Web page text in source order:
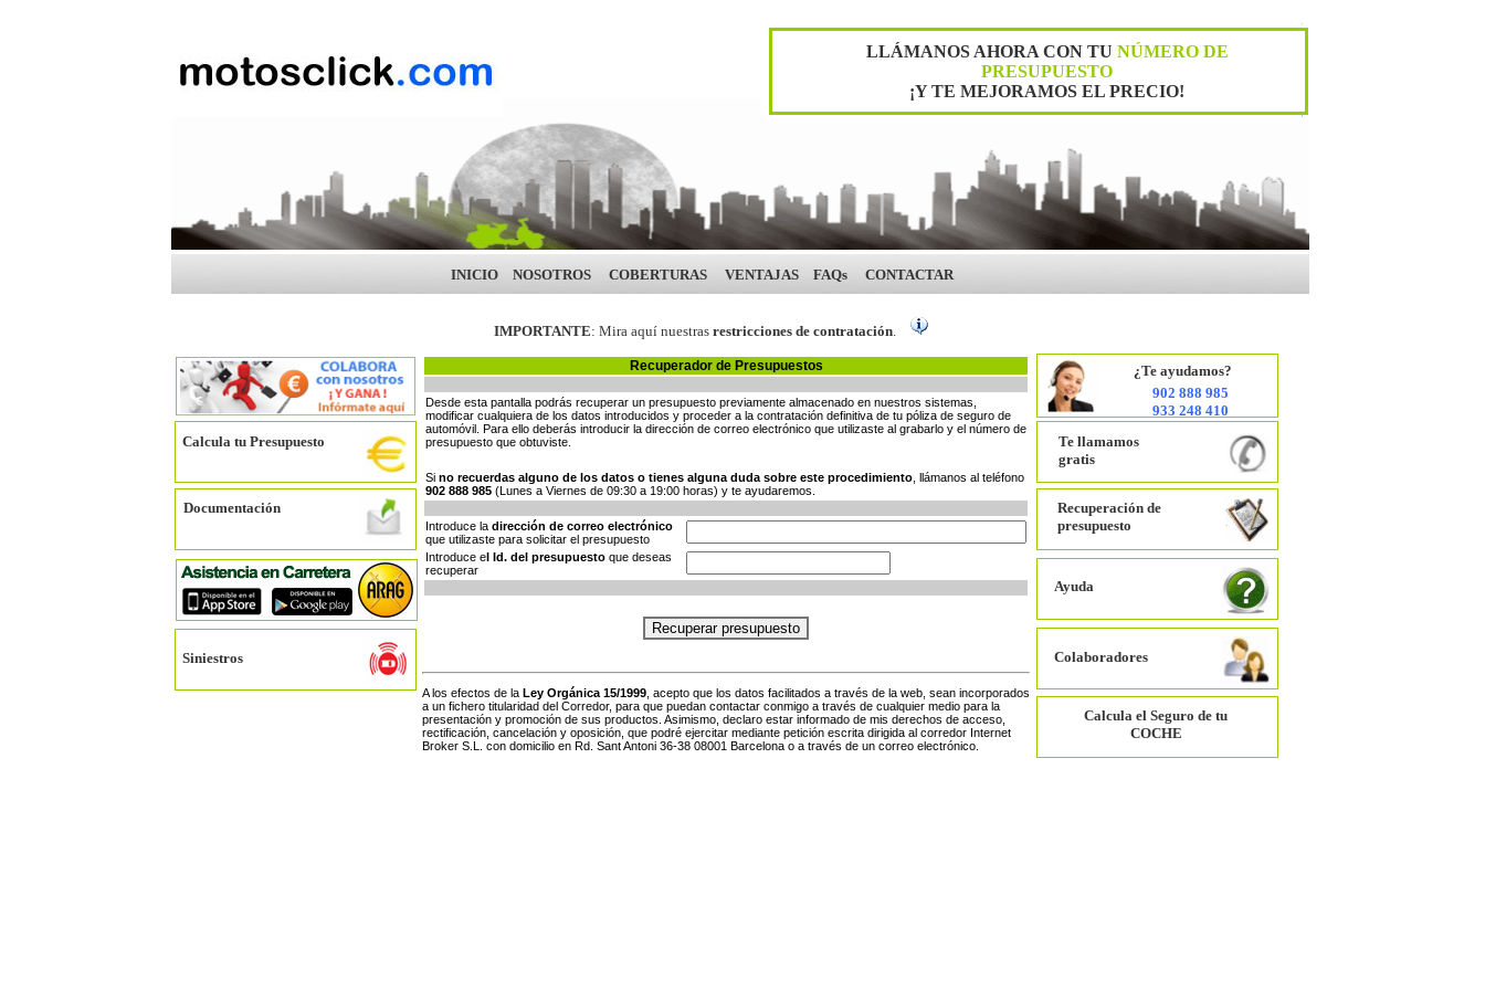
IMPORTANTE: Mira aquí nuestras restricciones de contratación.
902 888 985
933 248 410
¿Te ayudamos?
Documentación
Recuperación de
presupuesto
Te llamamos
gratis
Colaboradores
Ayuda
Siniestros
Calcula tu Presupuesto
Calcula el Seguro de tu
COCHE
Recuperador de Presupuestos
Desde esta pantalla podrás recuperar un presupuesto previamente almacenado en nuestros sistemas,
modificar cualquiera de los datos introducidos y proceder a la contratación definitiva de tu póliza de seguro de
automóvil. Para ello deberás introducir la dirección de correo electrónico que utilizaste al grabarlo y el número de
presupuesto que obtuviste.
Si no recuerdas alguno de los datos o tienes alguna duda sobre este procedimiento , llámanos al teléfono
902 888 985 (Lunes a Viernes de 09:30 a 19:00 horas) y te ayudaremos.
Introduce la dirección de correo electrónico
que utilizaste para solicitar el presupuesto
Introduce el Id. del presupuesto que deseas
recuperar
A los efectos de la Ley Orgánica 15/1999 , acepto que los datos facilitados a través de la web, sean incorporados
a un fichero titularidad del Corredor, para que puedan contactar conmigo a través de cualquier medio para la
presentación y promoción de sus productos. Asimismo, declaro estar informado de mis derechos de acceso,
rectificación, cancelación y oposición, que podré ejercitar mediante petición escrita dirigida al corredor Internet
Broker S.L. con domicilio en Rd. Sant Antoni 36-38 08001 Barcelona o a través de un correo electrónico.
LLÁMANOS AHORA CON TU NÚMERO DE
PRESUPUESTO
¡Y TE MEJORAMOS EL PRECIO!
INICIO NOSOTROS COBERTURAS VENTAJAS FAQs CONTACTAR